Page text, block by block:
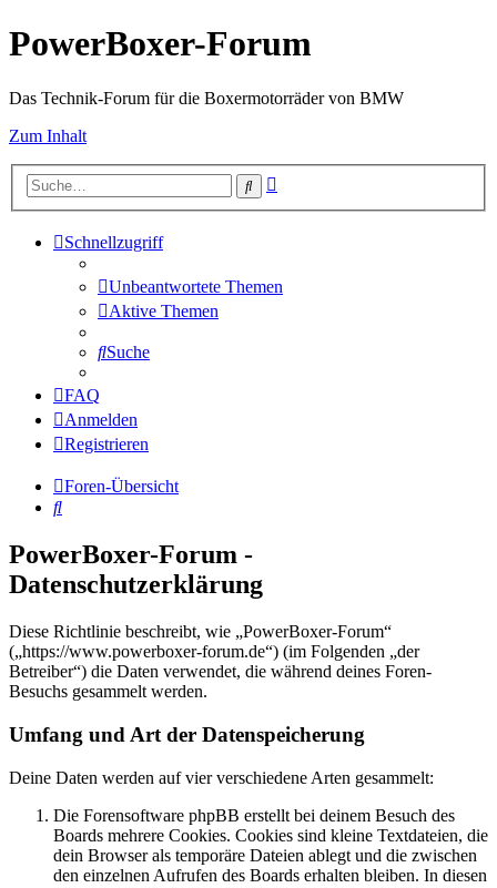
PowerBoxer-Forum
Das Technik-Forum für die Boxermotorräder von BMW
Zum Inhalt
Suche
Schnellzugriff
Unbeantwortete Themen
Aktive Themen
Suche
FAQ
Anmelden
Registrieren
Foren-Übersicht
Suche
PowerBoxer-Forum -
Datenschutzerklärung
Diese Richtlinie beschreibt, wie „PowerBoxer-Forum“
(„https://www.powerboxer-forum.de“) (im Folgenden „der
Betreiber“) die Daten verwendet, die während deines Foren-
Besuchs gesammelt werden.
Umfang und Art der Datenspeicherung
Deine Daten werden auf vier verschiedene Arten gesammelt:
Die Forensoftware phpBB erstellt bei deinem Besuch des
Boards mehrere Cookies. Cookies sind kleine Textdateien, die
dein Browser als temporäre Dateien ablegt und die zwischen
den einzelnen Aufrufen des Boards erhalten bleiben. In diesen